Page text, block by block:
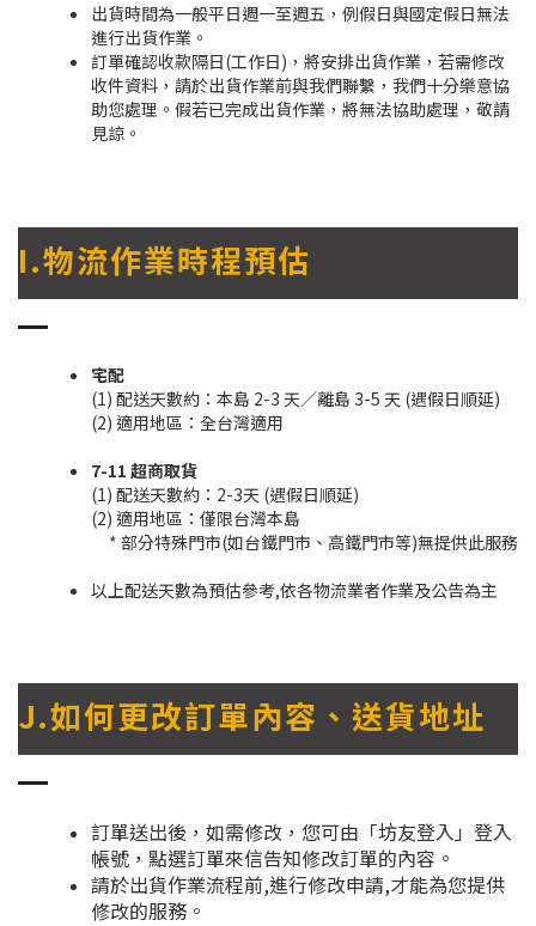
出貨時間為一般平日週一至週五，例假日與國定假日無法
進行出貨作業。
訂單確認收款隔日(工作日)，將安排出貨作業，若需修改
收件資料，請於出貨作業前與我們聯繫，我們十分樂意協
助您處理。假若已完成出貨作業，將無法協助處理，敬請
見諒。
I.物流作業時程預估
宅配
(1) 配送天數約：本島 2-3 天／離島 3-5 天 (遇假日順延)
(2) 適用地區：全台灣適用
7-11 超商取貨
(1) 配送天數約：2-3天 (遇假日順延)
(2) 適用地區：僅限台灣本島
* 部分特殊門市(如台鐵門市、高鐵門市等)無提供此服務
以上配送天數為預估參考,依各物流業者作業及公告為主
J.如何更改訂單內容、送貨地址
訂單送出後，如需修改，您可由「坊友登入」登入
帳號，點選訂單來信告知修改訂單的內容。
請於出貨作業流程前,進行修改申請,才能為您提供
修改的服務。